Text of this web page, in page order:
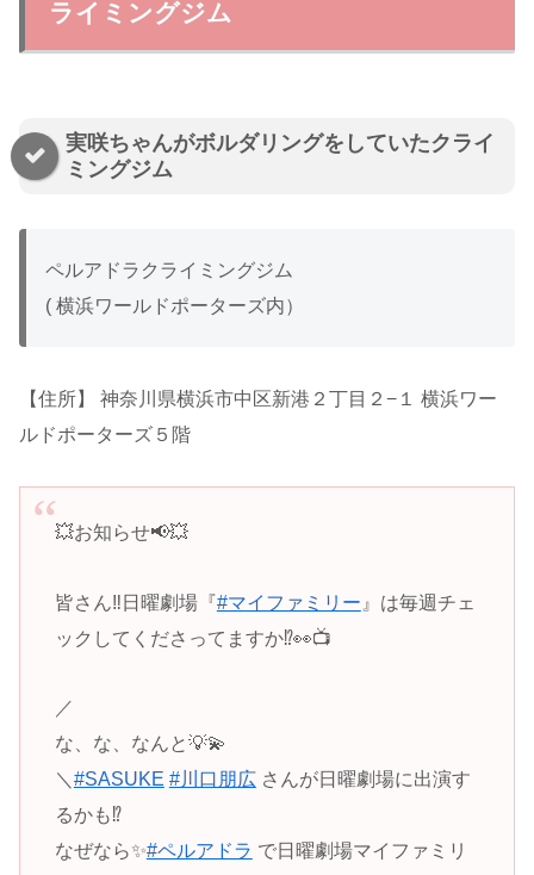
ライミングジム
実咲ちゃんがボルダリングをしていたクライ
ミングジム
ペルアドラクライミングジム
( 横浜ワールドポーターズ内）
【住所】 神奈川県横浜市中区新港２丁目２−１ 横浜ワー
ルドポーターズ５階
💥お知らせ📢💥
皆さん‼️日曜劇場『#マイファミリー 』は毎週チェ
ックしてくださってますか⁉️👀📺️
／
な、な、なんと💡💫
＼ #SASUKE #川口朋広さんが日曜劇場に出演す
るかも⁉️
なぜなら✨#ペルアドラ で日曜劇場マイファミリ